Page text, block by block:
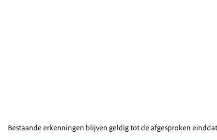
Bestaande erkenningen blijven geldig tot de afgesproken